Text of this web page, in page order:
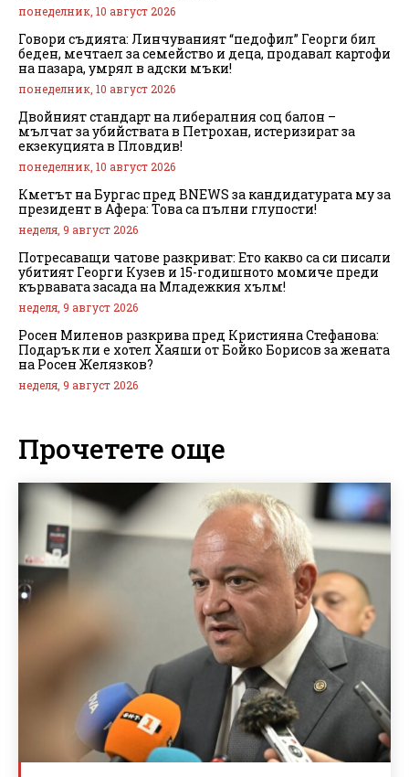
понеделник, 10 август 2026
Говори съдията: Линчуваният “педофил” Георги бил
беден, мечтаел за семейство и деца, продавал картофи
на пазара, умрял в адски мъки!
понеделник, 10 август 2026
Двойният стандарт на либералния соц балон –
мълчат за убийствата в Петрохан, истеризират за
екзекуцията в Пловдив!
понеделник, 10 август 2026
Кметът на Бургас пред BNEWS за кандидатурата му за
президент в Афера: Това са пълни глупости!
неделя, 9 август 2026
Потресаващи чатове разкриват: Ето какво са си писали
убитият Георги Кузев и 15-годишното момиче преди
кървавата засада на Младежкия хълм!
неделя, 9 август 2026
Росен Миленов разкрива пред Кристияна Стефанова:
Подарък ли е хотел Хаяши от Бойко Борисов за жената
на Росен Желязков?
неделя, 9 август 2026
Прочетете още